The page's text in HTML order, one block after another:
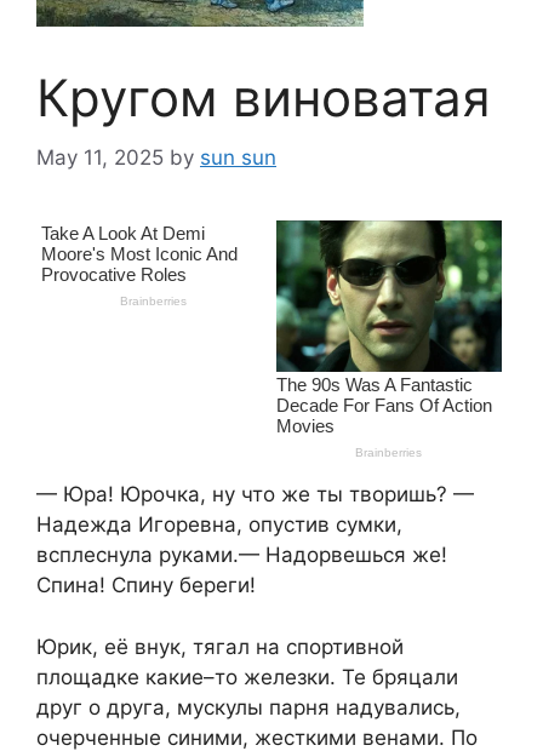
Кругом виноватая
May 11, 2025 by sun sun
— Юра! Юрочка, ну что же ты творишь? —
Надежда Игоревна, опустив сумки,
всплеснула руками.— Надорвешься же!
Спина! Спину береги!
Юрик, её внук, тягал на спортивной
площадке какие–то железки. Те бряцали
друг о друга, мускулы парня надувались,
очерченные синими, жесткими венами. По